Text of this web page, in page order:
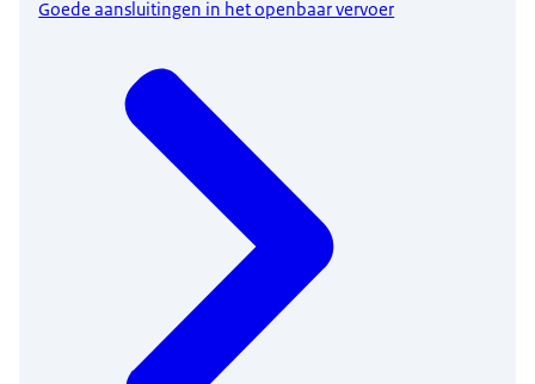
Goede aansluitingen in het openbaar vervoer